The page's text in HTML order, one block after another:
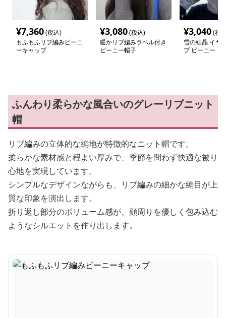
¥7,360(税込)
もふもふリブ編みビーニ
ーキャップ
¥3,080(税込)
暖かリブ編みラベル付き
ビーニー帽子
¥3,040(税
雪の結晶 イヤ
プ ビーニー
ふんわり柔らかな風合いのグレーリブニット
帽
リブ編みの立体的な編地が特徴的なニット帽です。
柔らかな素材感と程よい厚みで、季節を問わず快適な被り
心地を実現しています。
シンプルなデザインながらも、リブ編みの細かな編目が上
質な印象を演出します。
折り返し部分のボリューム感が、顔周りを優しく包み込む
ようなシルエットを作り出します。